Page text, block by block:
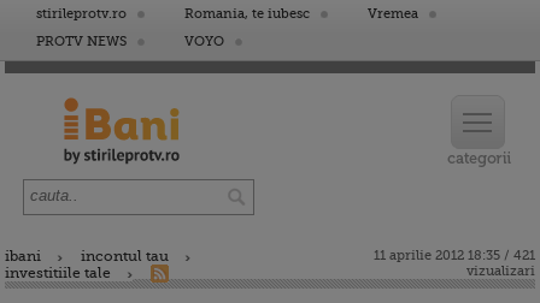
stirileprotv.ro Romania, te iubesc
Vremea
PROTV NEWS
VOYO
ibani
incontul tau
investitiile tale
11 aprilie 2012 18:35 / 421
vizualizari